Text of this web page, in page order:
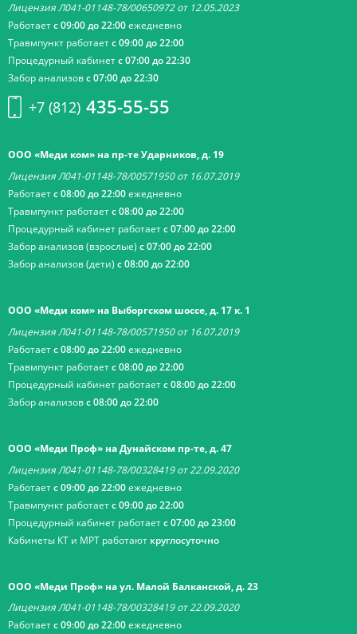
Лицензия Л041-01148-78/00650972 от 12.05.2023
Работаетс 09:00 до 22:00ежедневно
Травмпункт работаетс 09:00 до 22:00
Процедурный кабинетс 07:00 до 22:30
Забор анализовс 07:00 до 22:30
+7 (812) 435-55-55
ООО «Меди ком» на пр-те Ударников, д. 19
Лицензия Л041-01148-78/00571950 от 16.07.2019
Работаетс 08:00 до 22:00ежедневно
Травмпункт работаетс 08:00 до 22:00
Процедурный кабинет работаетс 07:00 до 22:00
Забор анализов (взрослые) с 07:00 до 22:00
Забор анализов (дети) с 08:00 до 22:00
ООО «Меди ком» на Выборгском шоссе, д. 17 к. 1
Лицензия Л041-01148-78/00571950 от 16.07.2019
Работаетс 08:00 до 22:00ежедневно
Травмпункт работаетс 08:00 до 22:00
Процедурный кабинет работаетс 08:00 до 22:00
Забор анализовс 08:00 до 22:00
ООО «Меди Проф» на Дунайском пр-те, д. 47
Лицензия Л041-01148-78/00328419 от 22.09.2020
Работаетс 09:00 до 22:00ежедневно
Травмпункт работаетс 09:00 до 22:00
Процедурный кабинет работаетс 07:00 до 23:00
Кабинеты КТ и МРТ работают круглосуточно
ООО «Меди Проф» на ул. Малой Балканской, д. 23
Лицензия Л041-01148-78/00328419 от 22.09.2020
Работаетс 09:00 до 22:00ежедневно